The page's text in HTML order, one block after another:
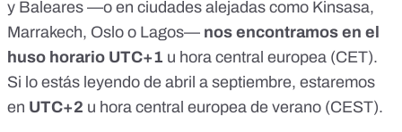
y Baleares —o en ciudades alejadas como Kinsasa,
Marrakech, Oslo o Lagos— nos encontramos en el
huso horario UTC+1 u hora central europea (CET).
Si lo estás leyendo de abril a septiembre, estaremos
en UTC+2 u hora central europea de verano (CEST).